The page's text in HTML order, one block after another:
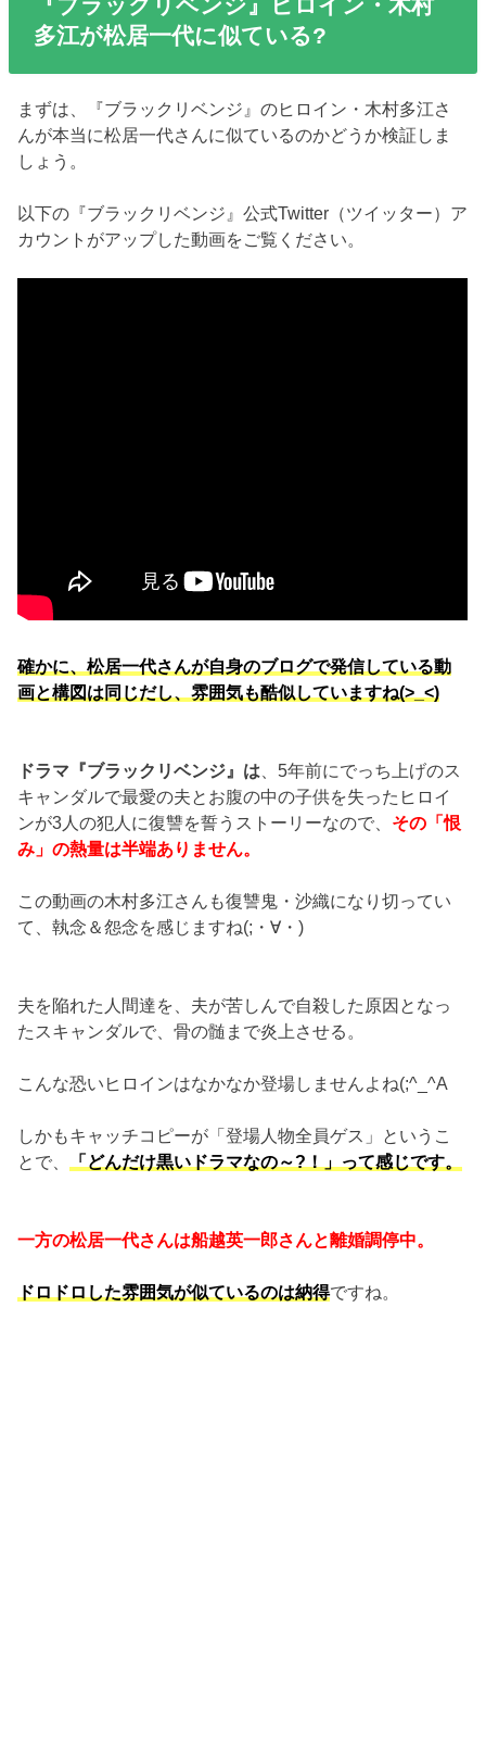
『ブラックリベンジ』ヒロイン・木村
多江が松居一代に似ている?
まずは、『ブラックリベンジ』のヒロイン・木村多江さ
んが本当に松居一代さんに似ているのかどうか検証しま
しょう。
以下の『ブラックリベンジ』公式Twitter（ツイッター）ア
カウントがアップした動画をご覧ください。
確かに、松居一代さんが自身のブログで発信している動
画と構図は同じだし、雰囲気も酷似していますね(>_<)
ドラマ『ブラックリベンジ』は 、5年前にでっち上げのス
キャンダルで最愛の夫とお腹の中の子供を失ったヒロイ
ンが3人の犯人に復讐を誓うストーリーなので、 その「恨
み」の熱量は半端ありません。
この動画の木村多江さんも復讐鬼・沙織になり切ってい
て、執念＆怨念を感じますね(;・∀・)
夫を陥れた人間達を、夫が苦しんで自殺した原因となっ
たスキャンダルで、骨の髄まで炎上させる。
こんな恐いヒロインはなかなか登場しませんよね(;^_^A
しかもキャッチコピーが「登場人物全員ゲス」というこ
とで、
「どんだけ黒いドラマなの～?！」って感じです。
一方の松居一代さんは船越英一郎さんと離婚調停中。
ドロドロした雰囲気が似ているのは納得ですね。